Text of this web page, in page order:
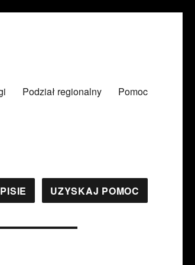
Podział regionalny Pomoc
UZYSKAJ POMOC